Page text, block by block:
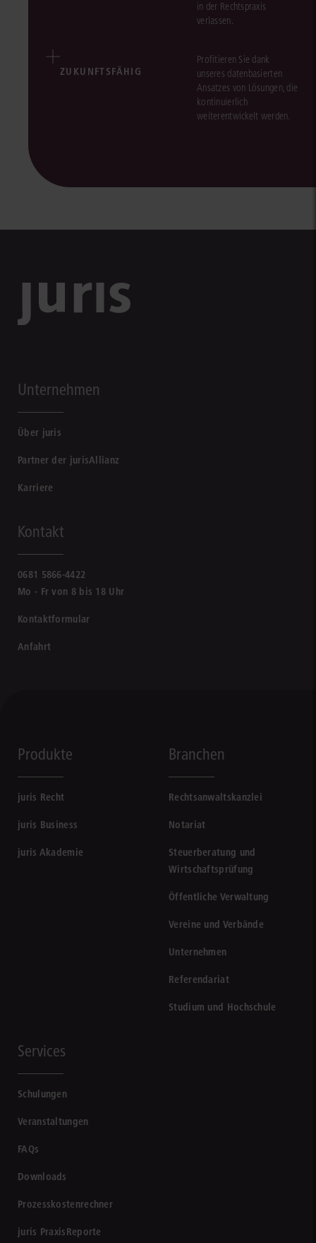
in der Rechtspraxis
verlassen.
ZUKUNFTSFÄHIG
Profitieren Sie dank
unseres datenbasierten
Ansatzes von Lösungen, die
kontinuierlich
weiterentwickelt werden.
Unternehmen
Über juris
Partner der jurisAllianz
Karriere
Kontakt
0681 5866-4422
Mo - Fr von 8 bis 18 Uhr
Kontaktformular
Anfahrt
Produkte
juris Recht
juris Business
juris Akademie
Branchen
Rechtsanwaltskanzlei
Notariat
Steuerberatung und
Wirtschaftsprüfung
Öffentliche Verwaltung
Vereine und Verbände
Unternehmen
Referendariat
Studium und Hochschule
Services
Schulungen
Veranstaltungen
FAQs
Downloads
Prozesskostenrechner
juris PraxisReporte